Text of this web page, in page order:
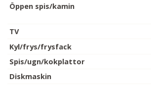
Öppen spis/kamin
TV
Kyl/frys/frysfack
Spis/ugn/kokplattor
Diskmaskin